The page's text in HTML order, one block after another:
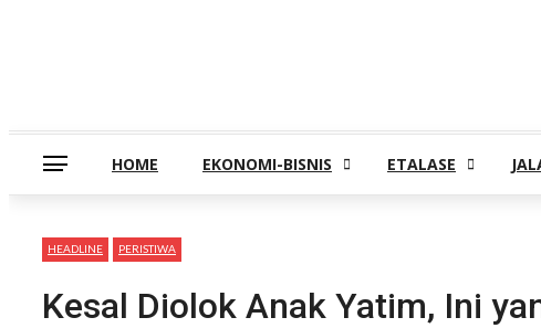
HOME EKONOMI-BISNIS ETALASE
HEADLINE PERISTIWA
Kesal Diolok Anak Yatim, Ini